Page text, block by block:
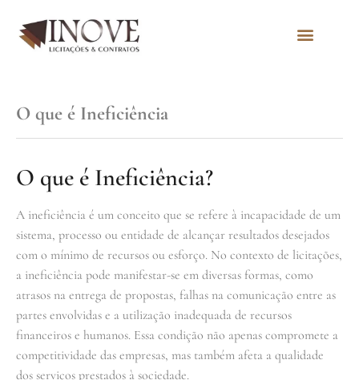
O que é Ineficiência
O que é Ineficiência?
A ineficiência é um conceito que se refere à incapacidade de um
sistema, processo ou entidade de alcançar resultados desejados
com o mínimo de recursos ou esforço. No contexto de licitações,
a ineficiência pode manifestar-se em diversas formas, como
atrasos na entrega de propostas, falhas na comunicação entre as
partes envolvidas e a utilização inadequada de recursos
financeiros e humanos. Essa condição não apenas compromete a
competitividade das empresas, mas também afeta a qualidade
dos serviços prestados à sociedade.